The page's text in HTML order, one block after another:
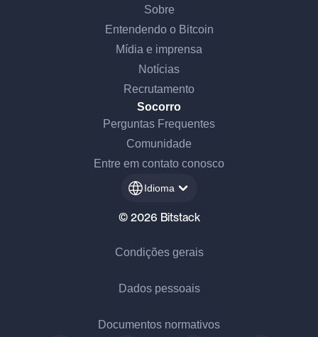
Sobre
Entendendo o Bitcoin
Mídia e imprensa
Notícias
Recrutamento
Socorro
Perguntas Frequentes
Comunidade
Entre em contato conosco
Idioma
© 2026 Bitstack
Condições gerais
Dados pessoais
Documentos normativos